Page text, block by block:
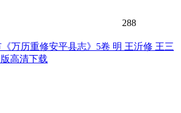
288
万历重修安平县志》5卷 明 王沂修 王三
高清下载